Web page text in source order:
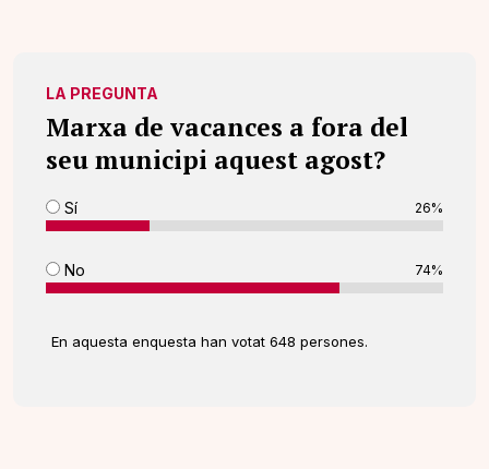
LA PREGUNTA
Marxa de vacances a fora del
seu municipi aquest agost?
Sí 26%
No 74%
En aquesta enquesta han votat 648 persones.